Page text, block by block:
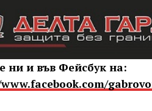
ни и във Фейсбук на: